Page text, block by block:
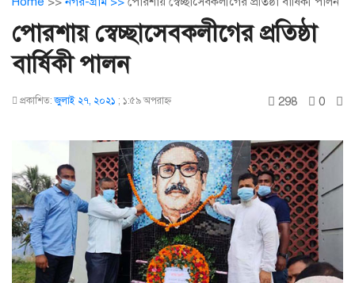
পোরশায় স্বেচ্ছাসেবকলীগের প্রতিষ্ঠা
বার্ষিকী পালন
প্রকাশিত:জুলাই ২৭, ২০২১ ; ১:৫৯ অপরাহ্ণ 298 0